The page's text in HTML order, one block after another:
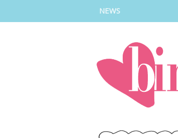
NEWS